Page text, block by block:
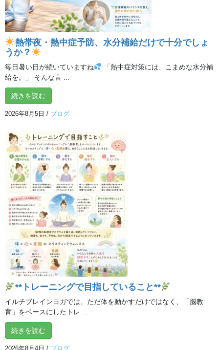
最近の投稿
2026年8月9日
# 熱中症対策 ヒーリング編②
2026年8月8日
**夏バテ対策 ～ヒーリング編～**
2026年8月7日
**「自分の声と一つになる」**
2026年8月6日
熱帯夜・熱中症予防、水分補給だけで十分でしょ
うか？
毎日暑い日が続いていますね
「熱中症対策には、こまめな水分補
給を。」 そんな言 ...
続きを読む
2026年8月5日 / ブログ
**トレーニングで目指していること**
イルチブレインヨガでは、ただ体を動かすだけではなく、「脳教
育」をベースにしたトレ ...
続きを読む
2026年8月4日 / ブログ